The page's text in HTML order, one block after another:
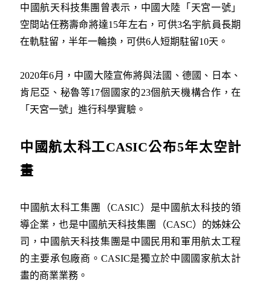
中國航天科技集團曾表示，中國大陸「天宮一號」
空間站任務壽命將達15年左右，可供3名宇航員長期
在軌駐留，半年一輪換，可供6人短期駐留10天。
2020年6月，中國大陸宣佈將與法國、德國、日本、
肯尼亞、秘魯等17個國家的23個航天機構合作，在
「天宮一號」進行科學實驗。
中國航太科工CASIC公布5年太空計
畫
中國航太科工集團（CASIC）是中國航太科技的領
導企業，也是中國航天科技集團（CASC）的姊妹公
司，中國航天科技集團是中國民用和軍用航太工程
的主要承包廠商。CASIC是獨立於中國國家航太計
畫的商業業務。